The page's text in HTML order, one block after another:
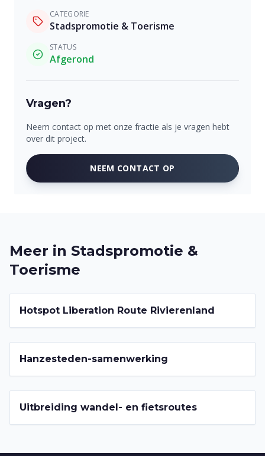
CATEGORIE
Stadspromotie & Toerisme
STATUS
Afgerond
Vragen?
Neem contact op met onze fractie als je vragen hebt
over dit project.
NEEM CONTACT OP
Meer in Stadspromotie &
Toerisme
2022-2026
Hotspot Liberation Route Rivierenland
2022-2026
Hanzesteden-samenwerking
2022-2026
Uitbreiding wandel- en fietsroutes